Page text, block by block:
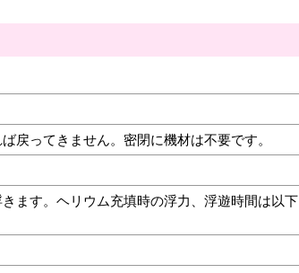
戻ってきません。密閉に機材は不要です。
ます。ヘリウム充填時の浮力、浮遊時間は以下